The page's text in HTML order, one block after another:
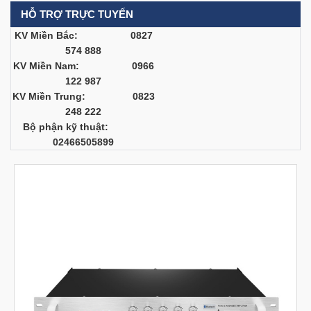
HỖ TRỢ TRỰC TUYẾN
KV Miền Bắc: 0827
574 888
KV Miền Nam: 0966
122 987
KV Miền Trung: 0823
248 222
Bộ phận kỹ thuật:
02466505899